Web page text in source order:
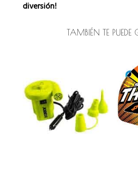
diversión!
TAMBIÉN TE PUEDE